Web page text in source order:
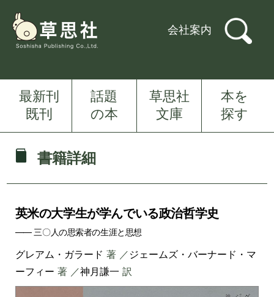
会社案内
最新刊
既刊
話題
の本
草思社
文庫
本を
探す
書籍詳細
英米の大学生が学んでいる政治哲学史
―― 三〇人の思索者の生涯と思想
グレアム・ガラード 著 ／ ジェームズ・バーナード・マ
ーフィー 著 ／神月謙一 訳